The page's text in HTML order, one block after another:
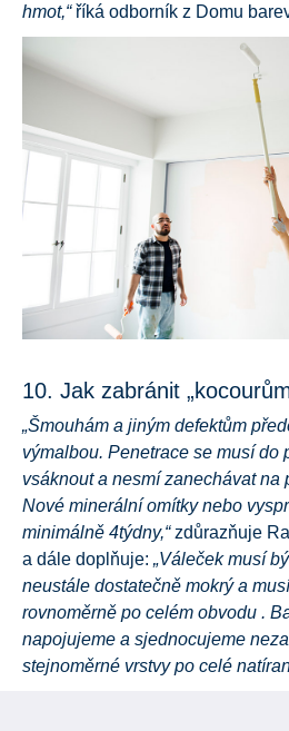
hmot,“říká odborník z Domu
10. Jak zabránit
„Šmouhám a jiným defektům
výmalbou. Penetrace se musí do
vsáknout a nesmí zanechávat na
Nové minerální omítky nebo
minimálně 4týdny,“zdůrazňuje
a dále doplňuje: „Váleček musí
neustále dostatečně mokrý a
rovnoměrně po celém obvodu .
napojujeme a sjednocujeme
stejnoměrné vrstvy po celé